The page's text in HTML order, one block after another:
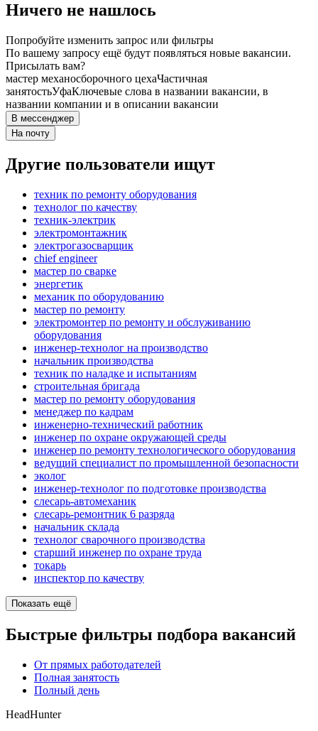
Ничего не нашлось
Попробуйте изменить запрос или фильтры
По вашему запросу ещё будут появляться новые вакансии.
Присылать вам?
мастер механосборочного цехаЧастичная
занятостьУфаКлючевые слова в названии вакансии, в
названии компании и в описании вакансии
В мессенджер
На почту
Другие пользователи ищут
техник по ремонту оборудования
технолог по качеству
техник-электрик
электромонтажник
электрогазосварщик
chief engineer
мастер по сварке
энергетик
механик по оборудованию
мастер по ремонту
электромонтер по ремонту и обслуживанию
оборудования
инженер-технолог на производство
начальник производства
техник по наладке и испытаниям
строительная бригада
мастер по ремонту оборудования
менеджер по кадрам
инженерно-технический работник
инженер по охране окружающей среды
инженер по ремонту технологического оборудования
ведущий специалист по промышленной безопасности
эколог
инженер-технолог по подготовке производства
слесарь-автомеханик
слесарь-ремонтник 6 разряда
начальник склада
технолог сварочного производства
старший инженер по охране труда
токарь
инспектор по качеству
Показать ещё
Быстрые фильтры подбора вакансий
От прямых работодателей
Полная занятость
Полный день
HeadHunter